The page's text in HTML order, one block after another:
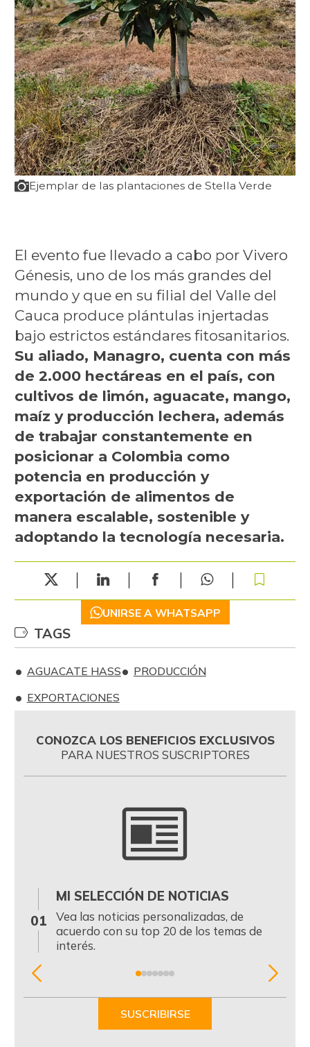
Ejemplar de las plantaciones de Stella Verde
El evento fue llevado a cabo por Vivero
Génesis, uno de los más grandes del
mundo y que en su filial del Valle del
Cauca produce plántulas injertadas
bajo estrictos estándares fitosanitarios.
Su aliado, Managro, cuenta con más
de 2.000 hectáreas en el país, con
cultivos de limón, aguacate, mango,
maíz y producción lechera, además
de trabajar constantemente en
posicionar a Colombia como
potencia en producción y
exportación de alimentos de
manera escalable, sostenible y
adoptando la tecnología necesaria.
UNIRSE A WHATSAPP
TAGS
AGUACATE HASS
PRODUCCIÓN
EXPORTACIONES
CONOZCA LOS BENEFICIOS EXCLUSIVOS
PARA NUESTROS SUSCRIPTORES
01
MI SELECCIÓN DE NOTICIAS
Vea las noticias personalizadas, de
acuerdo con su top 20 de los temas de
interés.
Item
SUSCRIBIRSE